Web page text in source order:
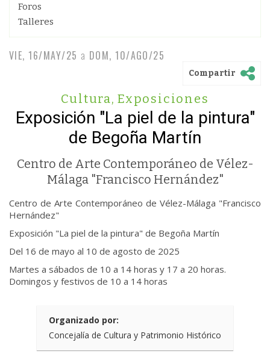
Foros
Talleres
VIE, 16/MAY/25 a DOM, 10/AGO/25
Compartir
Cultura, Exposiciones
Exposición "La piel de la pintura"
de Begoña Martín
Centro de Arte Contemporáneo de Vélez-
Málaga "Francisco Hernández"
Centro de Arte Contemporáneo de Vélez-Málaga "Francisco
Hernández"
Exposición "La piel de la pintura" de Begoña Martín
Del 16 de mayo al 10 de agosto de 2025
Martes a sábados de 10 a 14 horas y 17 a 20 horas.
Domingos y festivos de 10 a 14 horas
Organizado por:
Concejalía de Cultura y Patrimonio Histórico